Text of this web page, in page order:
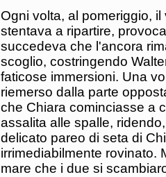
Ogni volta, al pomeriggio,
stentava a ripartire,
succedeva che l'ancora
scoglio, costringendo
faticose immersioni. Una
riemerso dalla parte
che Chiara cominciasse a
assalita alle spalle,
delicato pareo di seta di
irrimediabilmente rovinato.
mare che i due si